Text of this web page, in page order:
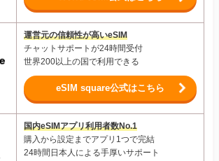
運営元の信頼性が高いeSIM
チャットサポートが24時間受付
世界200以上の国で利用できる
eSIM square公式はこちら
国内eSIMアプリ利用者数No.1
購入から設定までアプリ1つで完結
24時間日本人による手厚いサポート